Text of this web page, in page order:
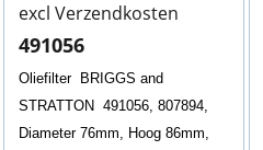
excl Verzendkosten
491056
Oliefilter BRIGGS and
STRATTON 491056, 807894,
Diameter 76mm, Hoog 86mm,